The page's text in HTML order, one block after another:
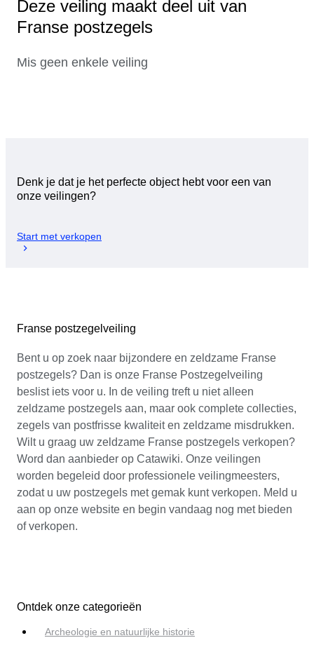
Deze veiling maakt deel uit van
Franse postzegels
Mis geen enkele veiling
Denk je dat je het perfecte object hebt voor een van
onze veilingen?
Start met verkopen
Franse postzegelveiling
Bent u op zoek naar bijzondere en zeldzame Franse
postzegels? Dan is onze Franse Postzegelveiling
beslist iets voor u. In de veiling treft u niet alleen
zeldzame postzegels aan, maar ook complete collecties,
zegels van postfrisse kwaliteit en zeldzame misdrukken.
Wilt u graag uw zeldzame Franse postzegels verkopen?
Word dan aanbieder op Catawiki. Onze veilingen
worden begeleid door professionele veilingmeesters,
zodat u uw postzegels met gemak kunt verkopen. Meld u
aan op onze website en begin vandaag nog met bieden
of verkopen.
Ontdek onze categorieën
Archeologie en natuurlijke historie